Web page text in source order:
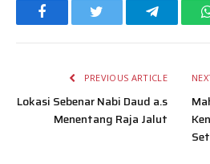
Facebook
PREVIOUS ARTICLE
Lokasi Sebenar Nabi Daud a.s
Menentang Raja Jalut